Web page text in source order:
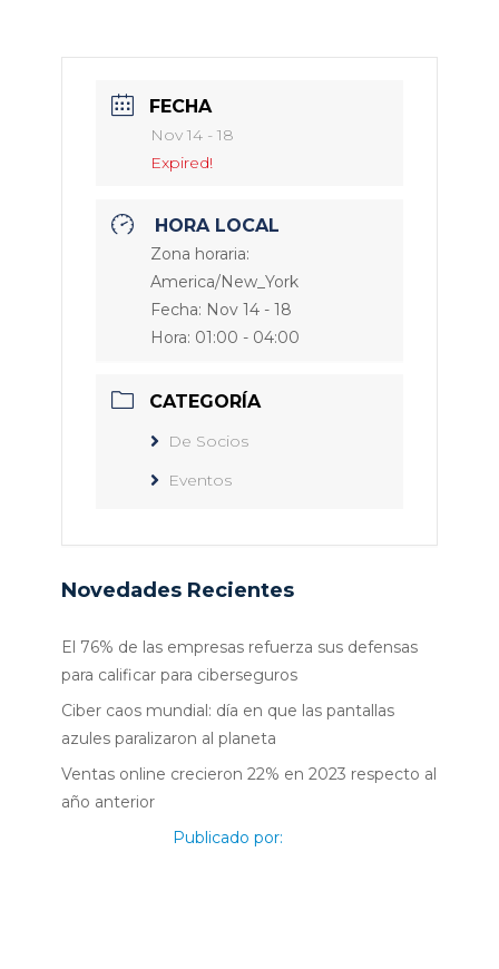
FECHA
Nov 14 - 18
Expired!
HORA LOCAL
Zona horaria:
America/New_York
Fecha: Nov 14 - 18
Hora: 01:00 - 04:00
CATEGORÍA
De Socios
Eventos
Novedades Recientes
El 76% de las empresas refuerza sus defensas
para calificar para ciberseguros
Ciber caos mundial: día en que las pantallas
azules paralizaron al planeta
Ventas online crecieron 22% en 2023 respecto al
año anterior
Publicado por: